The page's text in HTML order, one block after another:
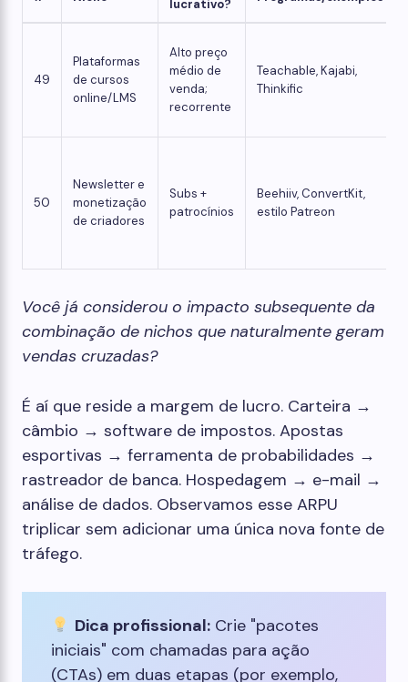
lucrativo?
49
Plataformas
de cursos
online/LMS
Alto preço
médio de
venda;
recorrente
Teachable, Kajabi,
Thinkific
50
Newsletter e
monetização
de criadores
Subs +
patrocínios
Beehiiv, ConvertKit,
estilo Patreon
Você já considerou o impacto subsequente da
combinação de nichos que naturalmente geram
vendas cruzadas?
É aí que reside a margem de lucro. Carteira →
câmbio → software de impostos. Apostas
esportivas → ferramenta de probabilidades →
rastreador de banca. Hospedagem → e-mail →
análise de dados. Observamos esse ARPU
triplicar sem adicionar uma única nova fonte de
tráfego.
Dica profissional:Crie "pacotes
iniciais" com chamadas para ação
(CTAs) em duas etapas (por exemplo,